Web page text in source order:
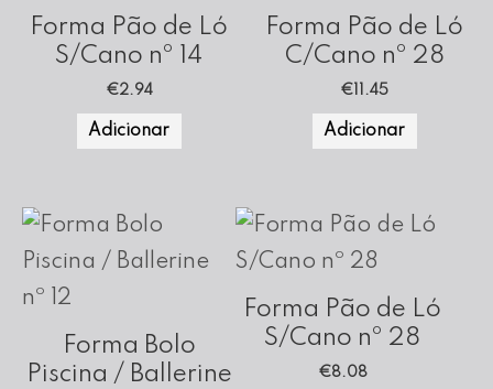
Forma Pão de Ló
S/Cano nº 14
€2.94
Adicionar
Forma Pão de Ló
C/Cano nº 28
€ 11.45
Adicionar
Forma Bolo
Piscina / Ballerine
Forma Pão de Ló
S/Cano nº 28
€8.08